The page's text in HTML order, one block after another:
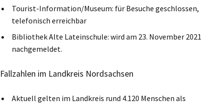
Tourist-Information/Museum: für Besuche geschlossen,
telefonisch erreichbar
Bibliothek Alte Lateinschule: wird am 23. November 2021
nachgemeldet.
Fallzahlen im Landkreis Nordsachsen
Aktuell gelten im Landkreis rund 4.120 Menschen als